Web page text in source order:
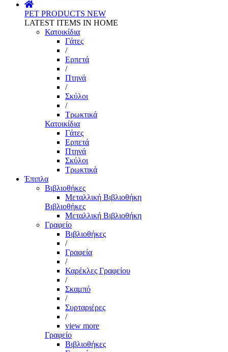
PET PRODUCTS NEW
LATEST ITEMS IN HOME
Κατοικίδια
Γάτες
/
Ερπετά
/
Πτηνά
/
Σκύλοι
/
Τρωκτικά
Κατοικίδια
Γάτες
Ερπετά
Πτηνά
Σκύλοι
Τρωκτικά
Έπιπλα
Βιβλιοθήκες
Μεταλλική Βιβλιοθήκη
Βιβλιοθήκες
Μεταλλική Βιβλιοθήκη
Γραφείο
Βιβλιοθήκες
/
Γραφεία
/
Καρέκλες Γραφείου
/
Σκαμπό
/
Συρταριέρες
/
view more
Γραφείο
Βιβλιοθήκες